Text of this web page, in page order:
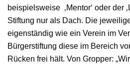
beispielsweise ‚Mentor‘ oder der
Stiftung nur als Dach. Die
eigenständig wie ein Verein im
Bürgerstiftung diese im Bereich
Rücken frei hält. Von Gropper: